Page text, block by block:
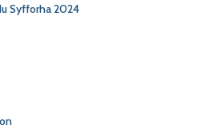
Syfforha 2024